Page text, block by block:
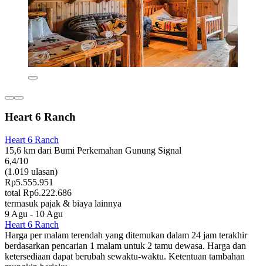
Heart 6 Ranch
Heart 6 Ranch
15,6 km dari Bumi Perkemahan Gunung Signal
6,4/10
(1.019 ulasan)
Rp5.555.951
total Rp6.222.686
termasuk pajak & biaya lainnya
9 Agu - 10 Agu
Heart 6 Ranch
Harga per malam terendah yang ditemukan dalam 24 jam terakhir
berdasarkan pencarian 1 malam untuk 2 tamu dewasa. Harga dan
ketersediaan dapat berubah sewaktu-waktu. Ketentuan tambahan